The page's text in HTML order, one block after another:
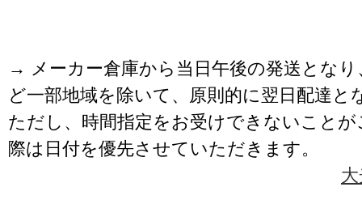
→ メーカー倉庫から当日午後の発送となり
ど一部地域を除いて、原則的に翌日配達と
ただし、時間指定をお受けできないこと
際は日付を優先させていただきます。